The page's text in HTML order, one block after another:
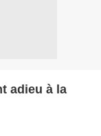
adieu à la